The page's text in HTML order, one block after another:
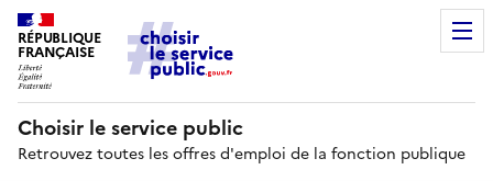
RÉPUBLIQUE
FRANÇAISE
Choisir le service public
Retrouvez toutes les offres d'emploi de la fonction publique